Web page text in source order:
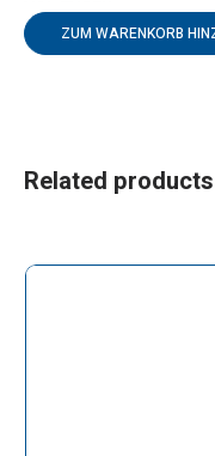
ZUM WARENKORB
Related products